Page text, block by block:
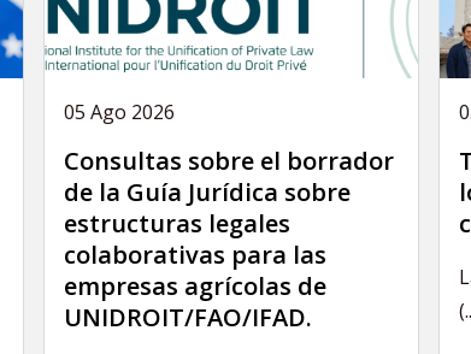
05 Ago 2026
Consultas sobre el borrador
de la Guía Jurídica sobre
estructuras legales
colaborativas para las
empresas agrícolas de
UNIDROIT/FAO/IFAD.